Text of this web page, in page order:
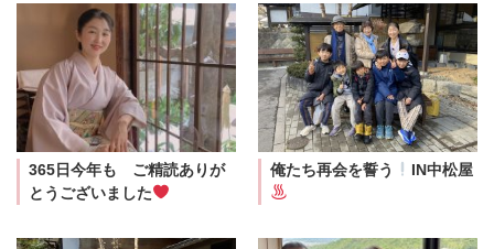
365日今年も ご精読ありが
とうございました
俺たち再会を誓う IN中松屋